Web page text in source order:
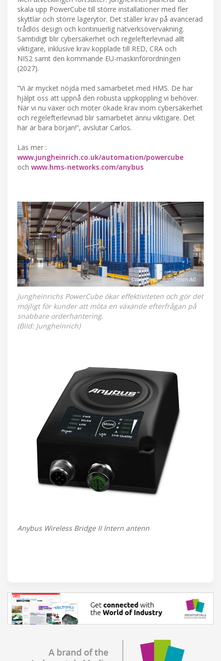
skala upp PowerCube till större installationer med fler
skyttlar och större lagerytor. Det ställer krav på avancerad
trådlös design och kontinuerlig nätverksövervakning.
Samtidigt blir cybersäkerhet och regelefterlevnad allt
viktigare, inklusive krav kopplade till RED, CRA och
NIS2 samt den kommande EU-maskinförordningen
(2027).
”Vi är mycket nöjda med samarbetet med HMS. De har
hjälpt oss att uppnå den robusta uppkoppling vi behöver.
När vi nu växer och möter ökade krav inom cybersäkerhet
och regelefterlevnad blir samarbetet ännu viktigare. Det
här är bara början!”, avslutar Carlos.
Läs mer :
www.jungheinrich.co.uk/automation/powercube
och www.hms-networks.com/anybus
Jungheinrichs PowerCube ökar effektiviteten och gör det
möjligt för kunder att möta en växande efterfrågan på
snabbare orderhantering.
(Bild: Jungheinrich)
Anybus Wireless Bridge II Intern antenn